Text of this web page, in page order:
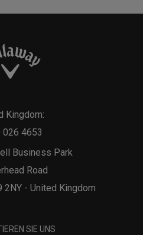
Business Park
Road
2NY - United Kingdom
Kingdom:
026 4653
SIE UNS